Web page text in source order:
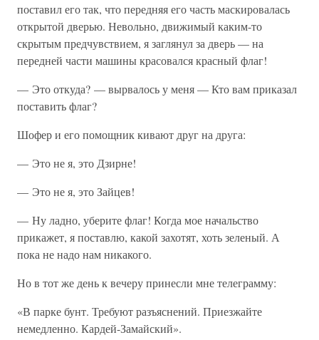
поставил его так, что передняя его часть маскировалась
открытой дверью. Невольно, движимый каким-то
скрытым предчувствием, я заглянул за дверь — на
передней части машины красовался красный флаг!
— Это откуда? — вырвалось у меня — Кто вам приказал
поставить флаг?
Шофер и его помощник кивают друг на друга:
— Это не я, это Дзирне!
— Это не я, это Зайцев!
— Ну ладно, уберите флаг! Когда мое начальство
прикажет, я поставлю, какой захотят, хоть зеленый. А
пока не надо нам никакого.
Но в тот же день к вечеру принесли мне телеграмму:
«В парке бунт. Требуют разъяснений. Приезжайте
немедленно. Кардей-Замайский».